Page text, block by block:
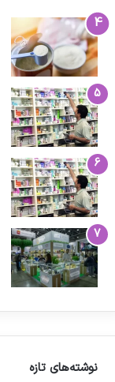
نوشته‌های تازه